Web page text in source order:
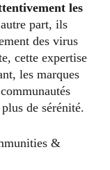
les
part, ils
des virus
cette expertise
les marques
de sérénité.